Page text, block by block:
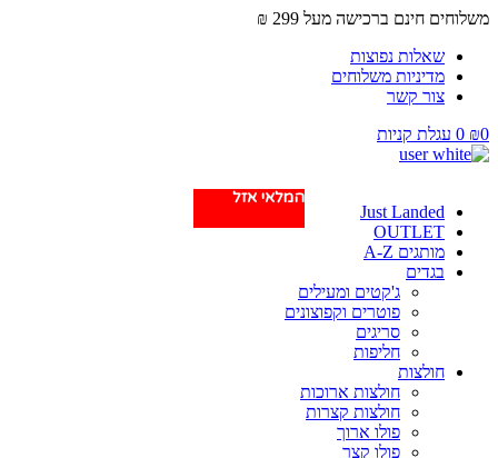
משלוחים חינם ברכישה מעל 299 ₪
שאלות נפוצות
מדיניות משלוחים
צור קשר
₪0
0 עגלת קניות
Just Landed
OUTLET
מותגים A-Z
בגדים
ג'קטים ומעילים
פוטרים וקפוצונים
סריגים
חליפות
חולצות
חולצות ארוכות
חולצות קצרות
פולו ארוך
פולו קצר
המלאי אזל
המלאי אזל